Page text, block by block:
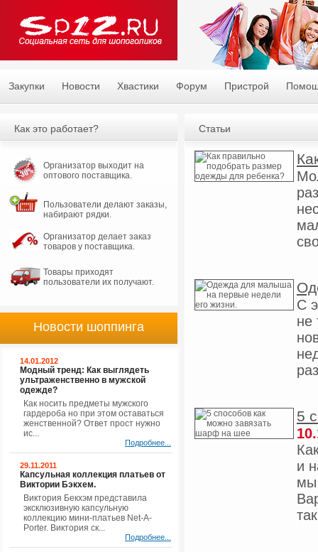
Закупки Новости Хвастики Форум Пристрой
Статьи
С
не
5
и
мы
Как это работает?
Организатор выходит на
оптового поставщика.
Пользователи делают заказы,
набирают рядки.
Организатор делает заказ
товаров у поставщика.
Товары приходят
пользователи их получают.
Новости шоппинга
14.01.2012
Модный тренд: Как выглядеть
ультраженственно в мужской
одежде?
Как носить предметы мужского
гардероба но при этом оставаться
женственной? Ответ прост нужно
ис...
Подробнее...
29.11.2011
Капсульная коллекция платьев от
Виктории Бэкхем.
Виктория Бекхэм представила
эксклюзивную капсульную
коллекцию мини-платьев Net-A-
Porter. Виктория ск...
Подробнее...